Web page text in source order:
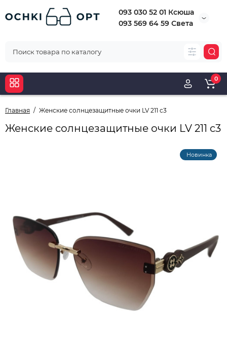
093 030 52 01 Ксюша
093 569 64 59 Света
0
Главная Женские солнцезащитные очки LV 211 c3
Женские солнцезащитные очки LV 211 c3
Новинка